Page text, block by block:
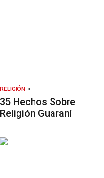
RELIGIÓN
35 Hechos Sobre
Religión Guaraní